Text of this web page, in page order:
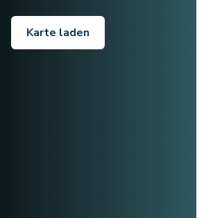
Karte laden